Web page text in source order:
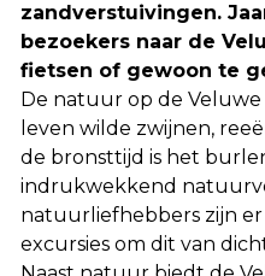
zandverstuivingen.
bezoekers naar de
fietsen of gewoon te
De natuur op de Veluwe
leven wilde zwijnen,
de bronsttijd is het
indrukwekkend
natuurliefhebbers zijn
excursies om dit van